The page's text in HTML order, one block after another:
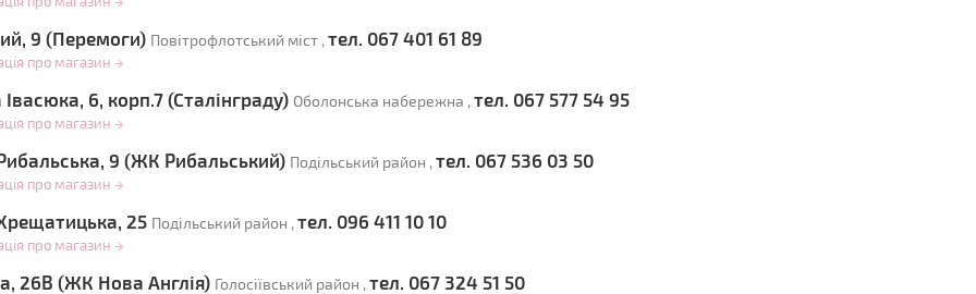
→
9 (Перемоги) Повітрофлотський міст , тел. 067 401 61 89
про магазин →
6, корп.7 (Сталінграду) Оболонська набережна , тел. 067 577 54 95
про магазин →
9 (ЖК Рибальський) Подільський район , тел. 067 536 03 50
про магазин →
25 Подільський район , тел. 096 411 10 10
про магазин →
26В (ЖК Нова Англія) Голосіївський район , тел. 067 324 51 50